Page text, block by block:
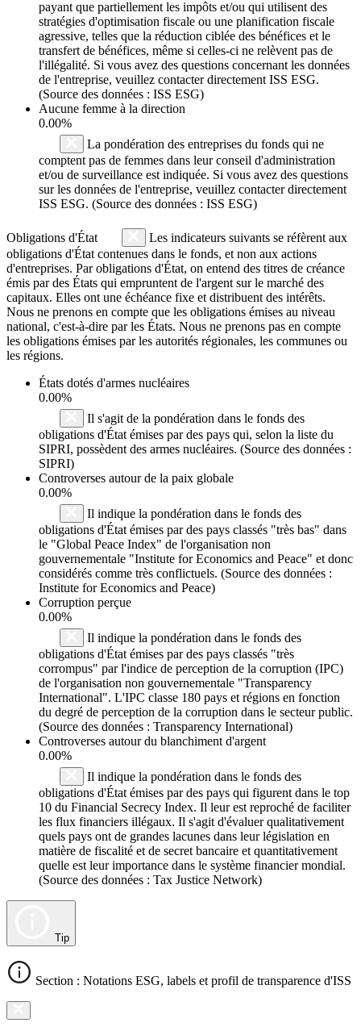
payant que partiellement les impôts et/ou qui utilisent des
stratégies d'optimisation fiscale ou une planification fiscale
agressive, telles que la réduction ciblée des bénéfices et le
transfert de bénéfices, même si celles-ci ne relèvent pas de
l'illégalité. Si vous avez des questions concernant les données
de l'entreprise, veuillez contacter directement ISS ESG.
(Source des données : ISS ESG)
Aucune femme à la direction
0.00%
La pondération des entreprises du fonds qui ne
comptent pas de femmes dans leur conseil d'administration
et/ou de surveillance est indiquée. Si vous avez des questions
sur les données de l'entreprise, veuillez contacter directement
ISS ESG. (Source des données : ISS ESG)
Obligations d'État
Les indicateurs suivants se réfèrent aux
obligations d'État contenues dans le fonds, et non aux actions
d'entreprises. Par obligations d'État, on entend des titres de créance
émis par des États qui empruntent de l'argent sur le marché des
capitaux. Elles ont une échéance fixe et distribuent des intérêts.
Nous ne prenons en compte que les obligations émises au niveau
national, c'est-à-dire par les États. Nous ne prenons pas en compte
les obligations émises par les autorités régionales, les communes ou
les régions.
États dotés d'armes nucléaires
0.00%
Il s'agit de la pondération dans le fonds des
obligations d'État émises par des pays qui, selon la liste du
SIPRI, possèdent des armes nucléaires. (Source des données :
SIPRI)
Controverses autour de la paix globale
0.00%
Il indique la pondération dans le fonds des
obligations d'État émises par des pays classés "très bas" dans
le "Global Peace Index" de l'organisation non
gouvernementale "Institute for Economics and Peace" et donc
considérés comme très conflictuels. (Source des données :
Institute for Economics and Peace)
Corruption perçue
0.00%
Il indique la pondération dans le fonds des
obligations d'État émises par des pays classés "très
corrompus" par l'indice de perception de la corruption (IPC)
de l'organisation non gouvernementale "Transparency
International". L'IPC classe 180 pays et régions en fonction
du degré de perception de la corruption dans le secteur public.
(Source des données : Transparency International)
Controverses autour du blanchiment d'argent
0.00%
Il indique la pondération dans le fonds des
obligations d'État émises par des pays qui figurent dans le top
10 du Financial Secrecy Index. Il leur est reproché de faciliter
les flux financiers illégaux. Il s'agit d'évaluer qualitativement
quels pays ont de grandes lacunes dans leur législation en
matière de fiscalité et de secret bancaire et quantitativement
quelle est leur importance dans le système financier mondial.
(Source des données : Tax Justice Network)
Tip
Section : Notations ESG, labels et profil de transparence d'ISS